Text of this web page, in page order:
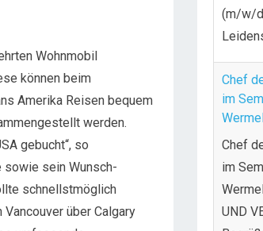
Wohnmobil
können beim
Amerika Reisen bequem
werden.
gebucht“, so
sowie sein Wunsch-
schnellstmöglich
über Calgary
(m/w/
Chef
im
Chef
im
UND